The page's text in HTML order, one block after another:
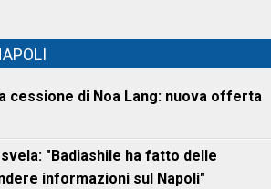
cessione di Noa Lang: nuova offerta
"Badiashile ha fatto delle
informazioni sul Napoli"